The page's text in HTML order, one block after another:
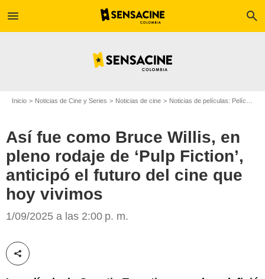
menu search
Inicio Noticias de Cine y Series Noticias de cine Noticias de películas: Película - ¿Sabías que...?
Así fue como Bruce Willis, en
pleno rodaje de ‘Pulp Fiction’,
anticipó el futuro del cine que
hoy vivimos
1/09/2025 a las 2:00 p. m.
Compartir esta noticia